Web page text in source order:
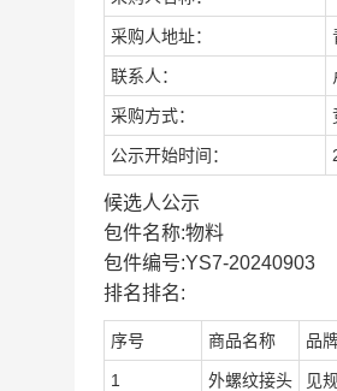
采购人地址：
联系人：
采购方式：
公示开始时间：
候选人公示
包件名称:物料
包件编号:YS7-20240903
排名排名:
序号 商品名称 品
1 外螺纹接头 见